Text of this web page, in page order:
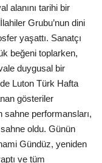
alanını tarihi bir
Grubu’nun dini
yaşattı. Sanatçı
beğeni toplarken,
duygusal bir
Luton Türk Hafta
gösteriler
sahne performansları,
oldu. Günün
Gündüz, yeniden
ve tüm